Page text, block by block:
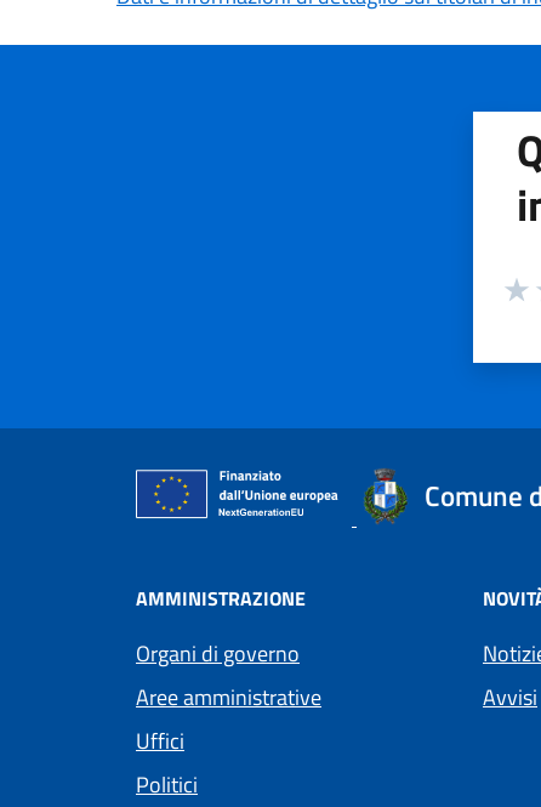
Comune
AMMINISTRAZIONE
Organi di governo
Aree amministrative
Uffici
Politici
Avvisi